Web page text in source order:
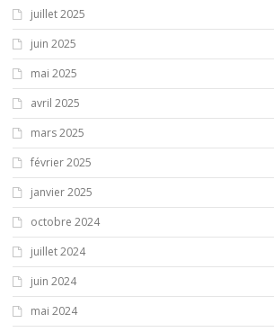
juillet 2025
juin 2025
mai 2025
avril 2025
mars 2025
février 2025
janvier 2025
octobre 2024
juillet 2024
juin 2024
mai 2024